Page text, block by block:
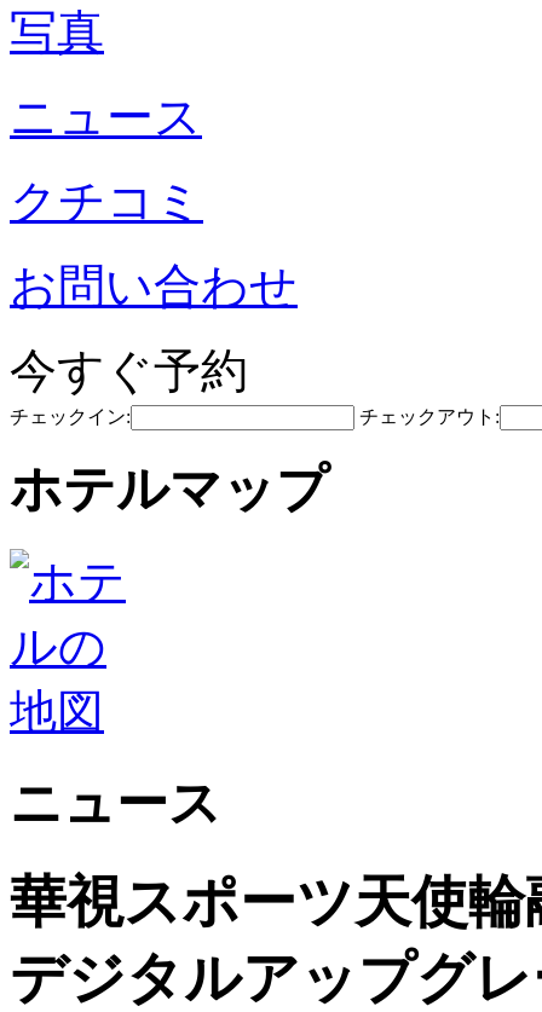
写真
ニュース
クチコミ
お問い合わせ
今すぐ予約
チェックイン: チェックアウト:
ホテルマップ
ニュース
華視スポーツ天使
デジタルアップグ